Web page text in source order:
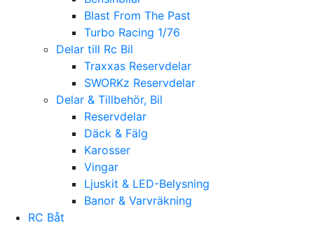
Blast From The Past
Turbo Racing 1/76
Delar till Rc Bil
Traxxas Reservdelar
SWORKz Reservdelar
Delar & Tillbehör, Bil
Reservdelar
Däck & Fälg
Karosser
Vingar
Ljuskit & LED-Belysning
Banor & Varvräkning
RC Båt